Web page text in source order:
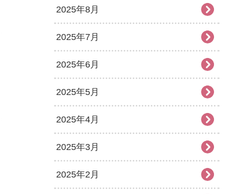
2025年8月
2025年7月
2025年6月
2025年5月
2025年4月
2025年3月
2025年2月